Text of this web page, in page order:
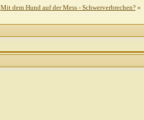
Mit dem Hund auf der Mess - Schwerverbrechen? »